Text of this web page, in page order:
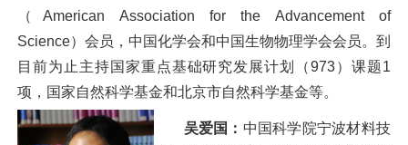
（American Association for the Advancement of
Science）会员，中国化学会和中国生物物理学会会员。到
目前为止主持国家重点基础研究发展计划（973）课题1
项，国家自然科学基金和北京市自然科学基金等。
吴爱国： 中国科学院宁波材料技